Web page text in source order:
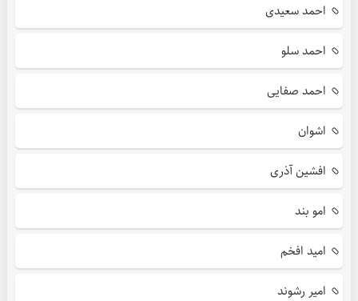
احمد سعیدی
احمد سلو
احمد صفایی
اشوان
افشین آذری
امو بند
امید افخم
امیر رشوند